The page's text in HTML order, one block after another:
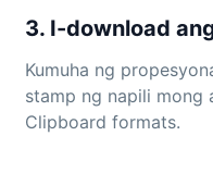
3. I-download
Kumuha ng
stamp ng napili mong
Clipboard formats.